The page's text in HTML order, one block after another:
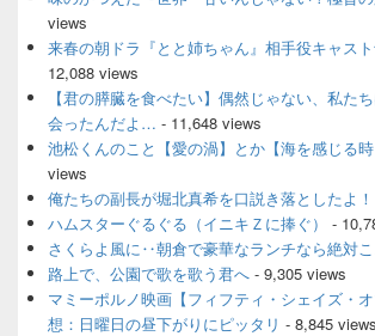
views
来春の朝ドラ『とと姉ちゃん』相手役キャス
12,088 views
【君の膵臓を食べたい】偶然じゃない、私た
会ったんだよ… - 11,648 views
池松くんのこと【愛の渦】とか【海を感じる
views
俺たちの副長が堀北真希を口説き落としたよ！
ハムスターぐるぐる（イニキＺに捧ぐ）
-
さくらよ風に‥朝倉で豪華なランチなら絶対こ
路上で、公園で歌を歌う君へ - 9,305 views
マミーポルノ映画【フィフティ・シェイズ・
想：日曜日の昼下がりにピッタリ - 8,845 views